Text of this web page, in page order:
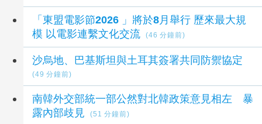
「東盟電影節2026 」將於8月舉行 歷來最大規
模 以電影連繫文化交流
(46 分鐘前)
沙烏地、巴基斯坦與土耳其簽署共同防禦協定
(49 分鐘前)
南韓外交部統一部公然對北韓政策意見相左 暴
露內部歧見
(51 分鐘前)